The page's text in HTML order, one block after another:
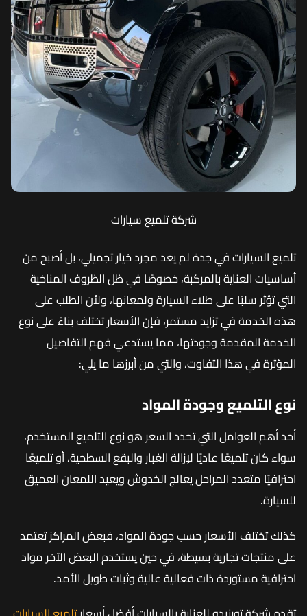
شركة تلميع سيارات
تلميع السيارات في جدة لم يعد مجرد خيار تجميلي، بل أصبح من
أساسيات العناية بالمركبة، خصوصًا في ظل الظروف المناخية
التي تؤثر سلبًا على طلاء السيارة ولمعانها، ولأن الطلب على
هذه الخدمة في تزايد مستمر، فإن الأسعار تختلف بناءً على نوع
الخدمة المقدمة وجودتها، مما يستدعي فهم التفاصيل
المؤثرة في هذا التفاوت، والتي من أبرزها ما يلي:
نوع التلميع وجودة المواد
أحد أهم العوامل التي تحدد السعر هو نوع التلميع المستخدم،
سواء كان تلميعًا عاديًا لإزالة الغبار والبقع السطحية، أو تلميعًا
احترافيًا متعدد المراحل يعالج الخدوش ويعيد اللمعان العميق
للسيارة.
كذلك تختلف الأسعار حسب جودة المواد، فبعض المراكز تعتمد
على منتجات تجارية بسيطة، في حين يستخدم البعض الآخر مواد
احترافية مستوردة ذات فعالية عالية وثبات طويل الأمد.